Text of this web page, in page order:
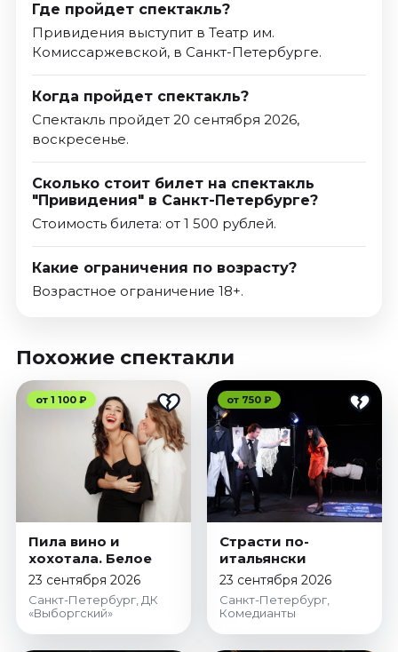
Где пройдет спектакль?
Привидения выступит в Театр им.
Комиссаржевской, в Санкт-Петербурге.
Когда пройдет спектакль?
Спектакль пройдет 20 сентября 2026,
воскресенье.
Сколько стоит билет на спектакль
"Привидения" в Санкт-Петербурге?
Стоимость билета: от 1 500 рублей.
Какие ограничения по возрасту?
Возрастное ограничение 18+.
Похожие спектакли
от 1 100 ₽
Пила вино и
хохотала. Белое
23 сентября 2026
Санкт-Петербург, ДК
«Выборгский»
от 750 ₽
Страсти по-
итальянски
23 сентября 2026
Санкт-Петербург,
Комедианты